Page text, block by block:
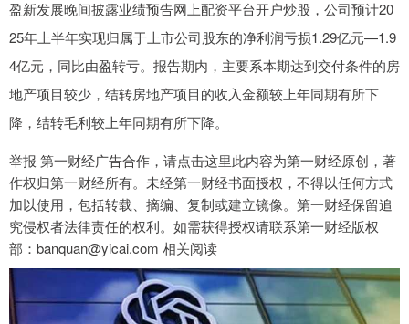
盈新发展晚间披露业绩预告网上配资平台开户炒股，公司预计20
25年上半年实现归属于上市公司股东的净利润亏损1.29亿元—1.9
4亿元，同比由盈转亏。报告期内，主要系本期达到交付条件的房
地产项目较少，结转房地产项目的收入金额较上年同期有所下
降，结转毛利较上年同期有所下降。
举报 第一财经广告合作，请点击这里此内容为第一财经原创，著
作权归第一财经所有。未经第一财经书面授权，不得以任何方式
加以使用，包括转载、摘编、复制或建立镜像。第一财经保留追
究侵权者法律责任的权利。如需获得授权请联系第一财经版权
部：banquan@yicai.com 相关阅读